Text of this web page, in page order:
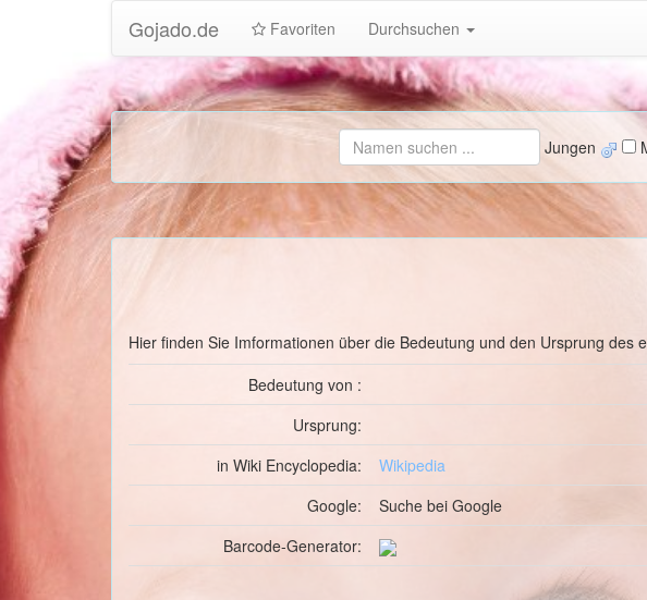
Gojado.de Favoriten Durchsuchen
Jungen
Hier finden Sie Imformationen über die Bedeutung und den Ursprung
Bedeutung von :
Ursprung:
in Wiki Encyclopedia:
Wikipedia
Google:
Suchebei Google
Barcode-Generator: